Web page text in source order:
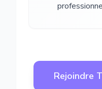
Rejoindre